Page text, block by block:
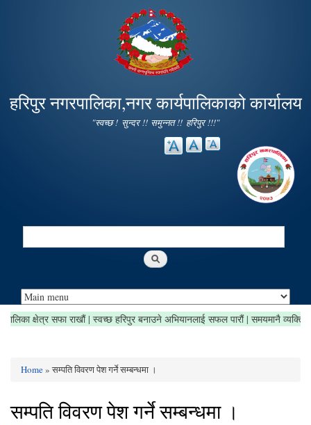
main
content
हरिपुर नगरपालिका,नगर कार्यपालिकाको कार्यालय
"स्वच्छ ! सुन्दर !! समुन्नत !! हरिपुर !!!"
Search
| नगरपालिका क्षेत्र सफा राखौं | स्वच्छ हरिपुर बनाउने अभियानलाई सफल पारौं | समयमानै
Home» सम्पति विवरण पेश गर्ने सम्बन्धमा ।
सम्पति विवरण पेश गर्ने सम्बन्धमा ।